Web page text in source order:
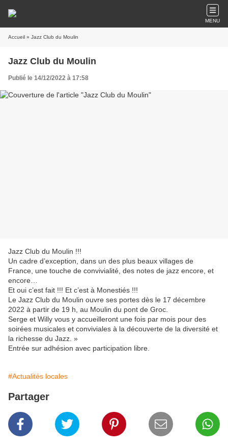
MENU
Accueil » Jazz Club du Moulin
Jazz Club du Moulin
Publié le 14/12/2022 à 17:58
Jazz Club du Moulin !!!
Un cadre d’exception, dans un des plus beaux villages de
France, une touche de convivialité, des notes de jazz encore, et
encore…
Et oui c’est fait !!! Et c’est à Monestiés !!!
Le Jazz Club du Moulin ouvre ses portes dès le 17 décembre
2022 à partir de 19 h, au Moulin du pont de Groc.
Serge et Willy vous y accueilleront une fois par mois pour des
soirées musicales et conviviales à la découverte de la diversité et
la richesse du Jazz. »
Entrée sur adhésion avec participation libre.
#Actualités locales
Partager